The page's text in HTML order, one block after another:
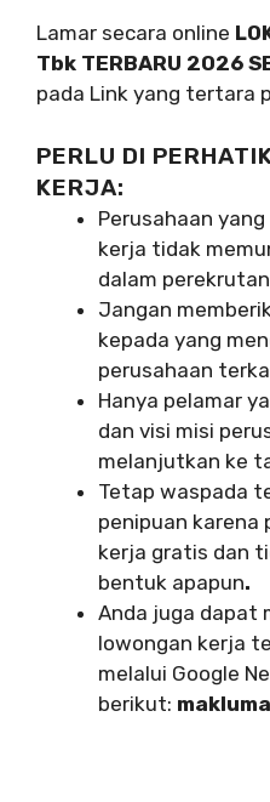
Lamar secara online
Tbk TERBARU 2026
pada Link yang tertara
PERLU DI
KERJA:
Perusahaan
kerja tidak
dalam
Jangan
kepada yang
perusahaan
Hanya pelamar
dan visi misi
melanjutkan ke
Tetap waspada
penipuan
kerja gratis dan
bentuk apapun.
Anda juga dapat
lowongan kerja
melalui Google
berikut: